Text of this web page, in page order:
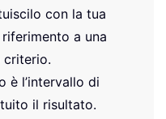
con la tua
a una
criterio.
è l’intervallo di
il risultato.